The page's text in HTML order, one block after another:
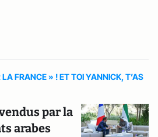
FRANCE » ! ET TOI YANNICK, T’AS
par la
arabes